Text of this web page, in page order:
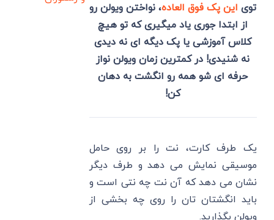
توی این پک فوق العاده، نواختن ویولن رو
از ابتدا جوری یاد میگیری که تو هیچ
کلاس آموزشی یا پک دیگه ای نه دیدی
نه شنیدی! در کمترین زمان ویولن نواز
حرفه ای شو همه رو انگشت به دهان
کن!
یک طرف کارت، نت را بر روی حامل
موسیقی نمایش می دهد و طرف دیگر
نشان می دهد که آن نت چه نتی است و
باید انگشتان تان را روی چه بخشی از
ویولن بگذارید.